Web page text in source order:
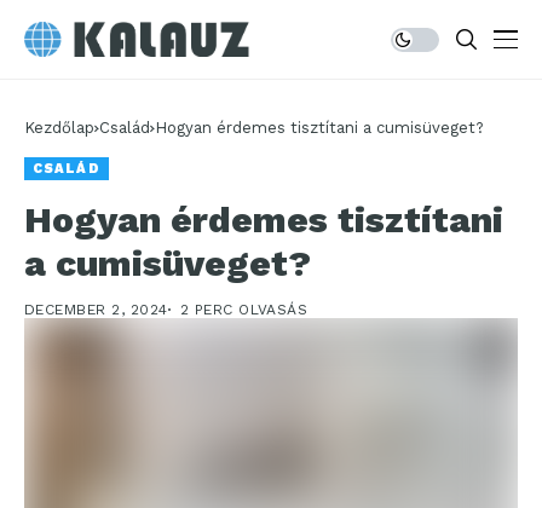
Kezdőlap Család Hogyan érdemes tisztítani a cumisüveget?
CSALÁD
Hogyan érdemes tisztítani
a cumisüveget?
DECEMBER 2, 2024 2 PERC OLVASÁS